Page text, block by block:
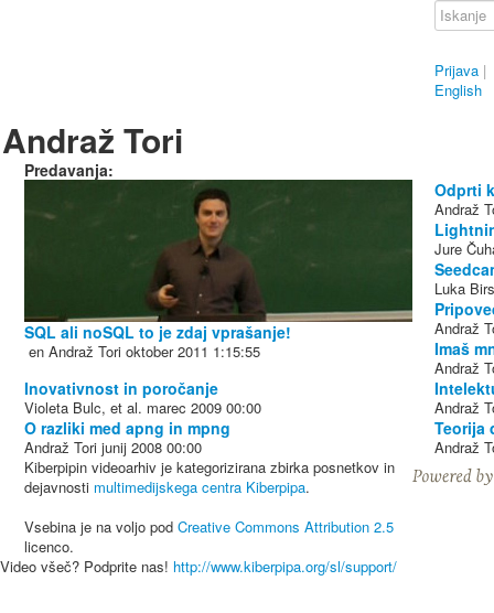
Prijava |
English
Andraž Tori
Predavanja:
SQL ali noSQL to je zdaj vprašanje!
en Andraž Tori oktober 2011 1:15:55
Odprti
Andraž
Jure
Luka
Andraž
Imaš
Andraž
Inovativnost in poročanje
Violeta Bulc, et al. marec 2009 00:00 Andraž
O razliki med apng in mpng
Andraž Tori junij 2008 00:00
Teorija
Andraž
Kiberpipin videoarhiv je kategorizirana zbirka posnetkov in
dejavnosti multimedijskega centra Kiberpipa.
Vsebina je na voljo pod Creative Commons Attribution 2.5
licenco.
Video všeč? Podprite nas! http://www.kiberpipa.org/sl/support/